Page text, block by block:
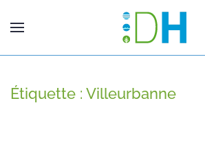
Étiquette : Villeurbanne